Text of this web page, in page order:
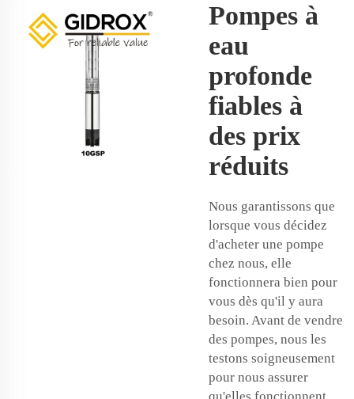
Pompes à
eau
profonde
fiables à
des prix
réduits
Nous garantissons que
lorsque vous décidez
d'acheter une pompe
chez nous, elle
fonctionnera bien pour
vous dès qu'il y aura
besoin. Avant de vendre
des pompes, nous les
testons soigneusement
pour nous assurer